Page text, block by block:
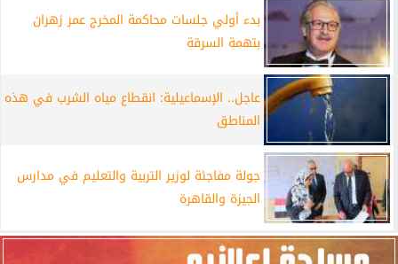
بدء أولي جلسات محاكمة المخرج عمر زهران
بتهمة السرقة
عاجل.. الإسماعيلية: انقطاع مياه الشرب في هذه
المناطق
جولة مفاجئة لوزير التربية والتعليم في مدارس
الجيزة والقاهرة